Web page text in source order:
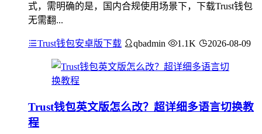
式，需明确的是，国内合规使用场景下，下载Trust钱包
无需翻...
Trust钱包安卓版下载 qbadmin 1.1K 2026-08-09
Trust钱包英文版怎么改？超详细多语言切换教
程